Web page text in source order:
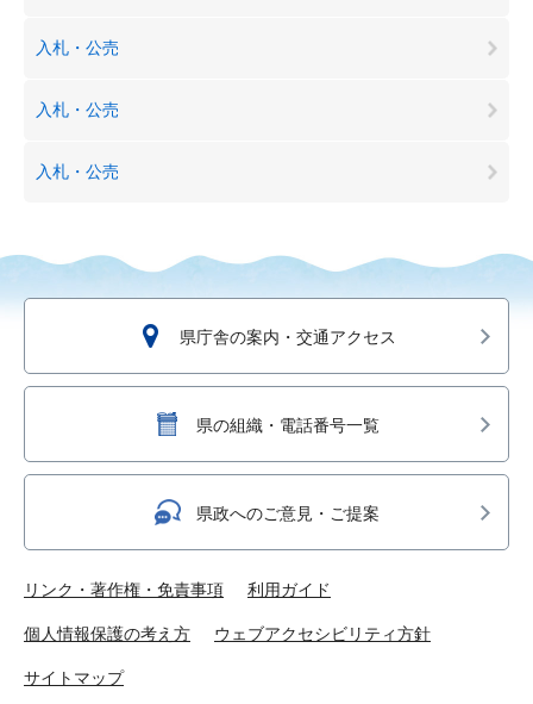
入札・公売
入札・公売
入札・公売
県庁舎の案内・交通アクセス
県の組織・電話番号一覧
県政へのご意見・ご提案
リンク・著作権・免責事項 利用ガイド
個人情報保護の考え方 ウェブアクセシビリティ方針
サイトマップ